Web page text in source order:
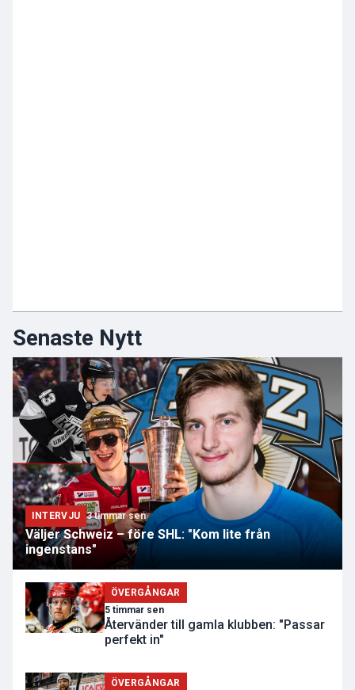
Senaste Nytt
INTERVJU 3 timmar sen
Väljer Schweiz – före SHL: "Kom lite från
ingenstans"
ÖVERGÅNGAR
5 timmar sen
Återvänder till gamla klubben: "Passar
perfekt in"
ÖVERGÅNGAR